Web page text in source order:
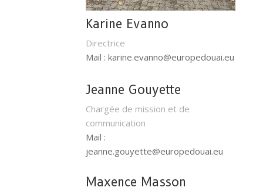
Karine Evanno
Directrice
Mail : karine.evanno@europedouai.eu
Jeanne Gouyette
Chargée de mission et de
communication
Mail :
jeanne.gouyette@europedouai.eu
Maxence Masson